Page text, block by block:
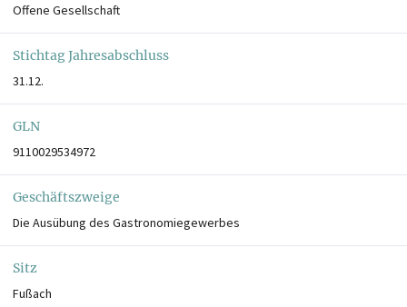
Offene Gesellschaft
Stichtag Jahresabschluss
31.12.
GLN
9110029534972
Geschäftszweige
Die Ausübung des Gastronomiegewerbes
Sitz
Fußach